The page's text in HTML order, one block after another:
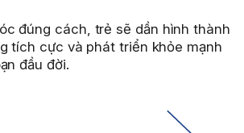
đúng cách, trẻ sẽ dần hình thành
tích cực và phát triển khỏe mạnh
đầu đời.